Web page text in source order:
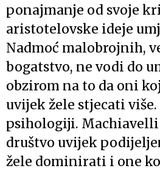
ponajmanje od svoje
aristotelovske ideje
Nadmoć malobrojnih,
bogatstvo, ne vodi do
obzirom na to da oni
uvijek žele stjecati više.
psihologiji. Machiavelli
društvo uvijek
žele dominirati i one